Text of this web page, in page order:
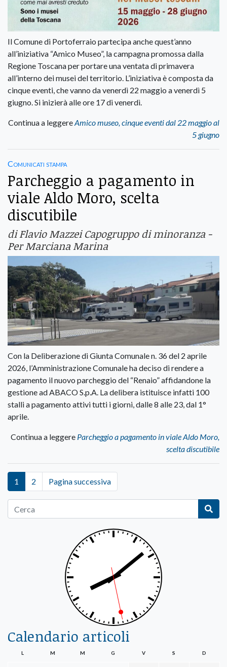
Il Comune di Portoferraio partecipa anche quest’anno
all’iniziativa “Amico Museo”, la campagna promossa dalla
Regione Toscana per portare una ventata di primavera
all’interno dei musei del territorio. L’iniziativa è composta da
cinque eventi, che vanno da venerdì 22 maggio a venerdì 5
giugno. Si inizierà alle ore 17 di venerdì.
Continua a leggereAmico museo, cinque eventi dal 22 maggio al
5 giugno
Comunicati stampa
Parcheggio a pagamento in
viale Aldo Moro, scelta
discutibile
di Flavio Mazzei Capogruppo di minoranza -
Per Marciana Marina
Con la Deliberazione di Giunta Comunale n. 36 del 2 aprile
2026, l’Amministrazione Comunale ha deciso di rendere a
pagamento il nuovo parcheggio del “Renaio” affidandone la
gestione ad ABACO S.p.A. La delibera istituisce infatti 100
stalli a pagamento attivi tutti i giorni, dalle 8 alle 23, dal 1°
aprile.
Continua a leggere Parcheggio a pagamento in viale Aldo Moro,
scelta discutibile
1 2 Pagina successiva
Calendario articoli
L M M G V S D